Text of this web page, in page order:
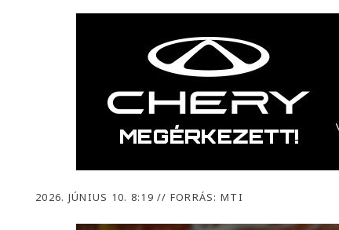
2026. JÚNIUS 10. 8:19// FORRÁS: MTI